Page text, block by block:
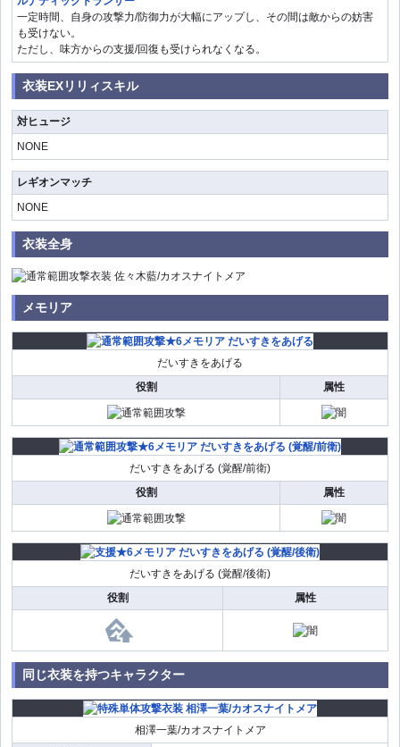
一定時間、自身の攻撃力/防御力が大幅にアップし、その間は敵からの妨害
も受けない。
ただし、味方からの支援/回復も受けられなくなる。
衣装EXリリィスキル
対ヒュージ
NONE
レギオンマッチ
NONE
衣装全身
メモリア
だいすきをあげる
役割
属性
だいすきをあげる (覚醒/前衛)
役割
属性
だいすきをあげる (覚醒/後衛)
役割
属性
同じ衣装を持つキャラクター
相澤一葉/カオスナイトメア